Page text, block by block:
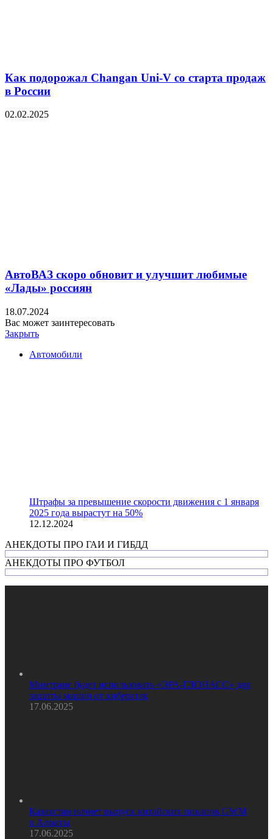
Как подорожал Changan Uni-V со старта продаж
в России
02.02.2025
АвтоВАЗ скоро обновит и улучшит любимые
«Лады» россиян
18.07.2024
Вас может заинтересовать
Закрыть
Автомобили
Штрафы за превышение скорости движения с 1 января
2025 года вырастут на 50%
12.12.2024
АНЕКДОТЫ ПРО ГАИ И ГИБДД
АНЕКДОТЫ ПРО ФУТБОЛ
Минтранс будет использовать «ЭРА-ГЛОНАСС» для
защиты машин от кибератак
17.06.2025
Казахстан начнет выпуск китайских пикапов GWM
в Алматы
17.06.2025